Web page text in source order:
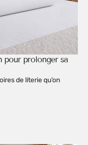
pour prolonger sa
de literie qu’on